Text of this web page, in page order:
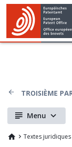
TROISIÈME
Menu
Textes juridiques